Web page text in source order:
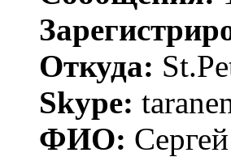
Откуда:
Skype:
ФИО: